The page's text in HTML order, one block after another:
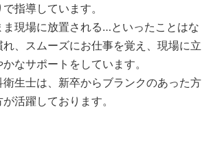
指導しています。
現場に放置される…といったことはな
れ、スムーズにお仕事を覚え、現場に立
なサポートをしています。
生士は、新卒からブランクのあった方
活躍しております。